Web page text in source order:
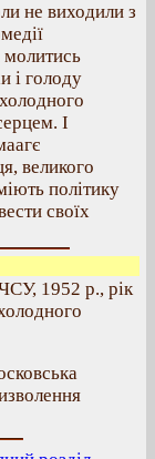
не виходили з
і голоду
І
великого
політику
своїх
1952 р., рік